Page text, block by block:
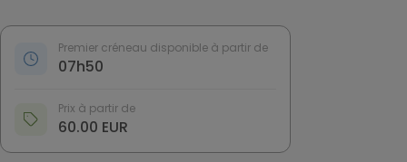
Premier créneau disponible à partir de
07h50
Prix à partir de
60.00 EUR